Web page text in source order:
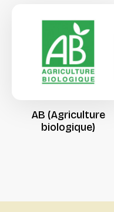
AB (Agriculture
biologique)